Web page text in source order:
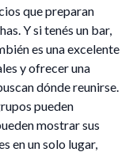
que preparan
Y si tenés un bar,
es una excelente
y ofrecer una
dónde reunirse.
pueden
mostrar sus
en un solo lugar,